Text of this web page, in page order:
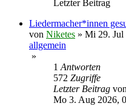
Letzter Beitrag
Liedermacher*innen
von Niketes » Mi 29. Jul
allgemein
»
1Antworten
572 Zugriffe
Letzter Beitrag
Mo 3. Aug 2026,